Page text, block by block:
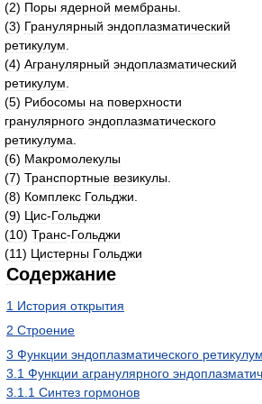
(2) Поры ядерной мембраны
(3) Гранулярный эндоплазматический
ретикулум
(4) Агранулярный эндоплазматический
ретикулум
(5) Рибосомы на поверхности
гранулярного эндоплазматического
ретикулума
(6) Макромолекулы
(7) Транспортные везикулы
(8) Комплекс Гольджи
(9) Цис-Гольджи
(10) Транс-Гольджи
(11) Цистерны Гольджи
Содержание
1 История открытия
2 Строение
3 Функции эндоплазматического
3 1 Функции агранулярного
3 1 1 Синтез гормонов